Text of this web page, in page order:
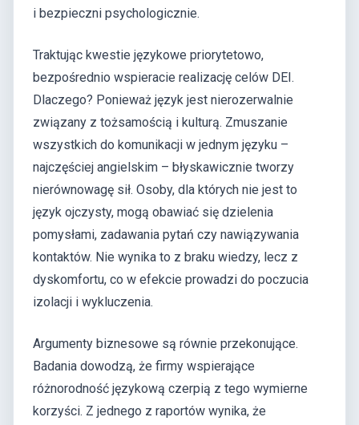
i bezpieczni psychologicznie.
Traktując kwestie językowe priorytetowo,
bezpośrednio wspieracie realizację celów DEI.
Dlaczego? Ponieważ język jest nierozerwalnie
związany z tożsamością i kulturą. Zmuszanie
wszystkich do komunikacji w jednym języku –
najczęściej angielskim – błyskawicznie tworzy
nierównowagę sił. Osoby, dla których nie jest to
język ojczysty, mogą obawiać się dzielenia
pomysłami, zadawania pytań czy nawiązywania
kontaktów. Nie wynika to z braku wiedzy, lecz z
dyskomfortu, co w efekcie prowadzi do poczucia
izolacji i wykluczenia.
Argumenty biznesowe są równie przekonujące.
Badania dowodzą, że firmy wspierające
różnorodność językową czerpią z tego wymierne
korzyści. Z jednego z raportów wynika, że